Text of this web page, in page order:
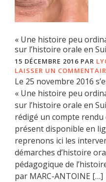
« Une histoire peu
sur l’histoire orale en
15 DÉCEMBRE 2016 PAR
LAISSER UN
Le 25 novembre 2016
« Une histoire peu
sur l’histoire orale en
rédigé un compte rendu
présent disponible en
reprenons ici les
démarches d’histoire
pédagogique de
par MARC-ANTOINE […]